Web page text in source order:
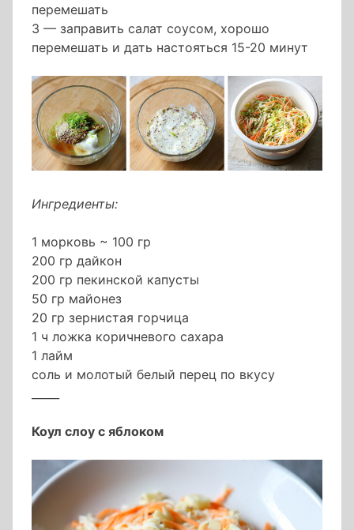
перемешать
3 — заправить салат соусом, хорошо
перемешать и дать настояться 15-20 минут
Ингредиенты:
1 морковь ~ 100 гр
200 гр дайкон
200 гр пекинской капусты
50 гр майонез
20 гр зернистая горчица
1 ч ложка коричневого сахара
1 лайм
соль и молотый белый перец по вкусу
Коул слоу с яблоком